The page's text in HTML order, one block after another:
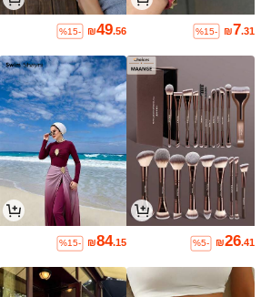
₪7.31
%15-
₪49.56
%15-
₪26.41
%5-
₪84.15
%15-